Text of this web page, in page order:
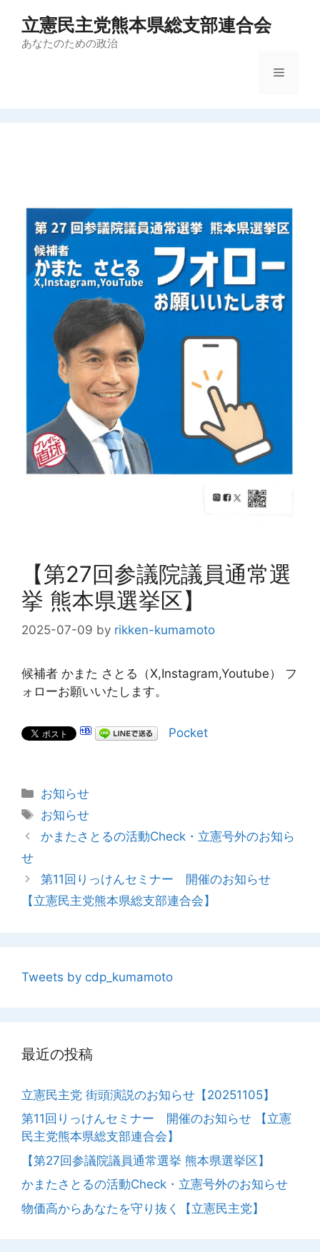
立憲民主党熊本県総支部連合会
あなたのための政治
メ
【第27回参議院議員通常選
挙 熊本県選挙区】
2025-07-09 by rikken-kumamoto
候補者 かまた さとる（X,Instagram,Youtube） フ
ォローお願いいたします。
Pocket
カ
テ
ゴ
リ
お知らせ
タ
グ
お知らせ
かまたさとるの活動Check・立憲号外のお知ら
せ
第11回りっけんセミナー 開催のお知らせ
【立憲民主党熊本県総支部連合会】
Tweets by cdp_kumamoto
最近の投稿
立憲民主党 街頭演説のお知らせ【20251105】
第11回りっけんセミナー 開催のお知らせ 【立憲
民主党熊本県総支部連合会】
【第27回参議院議員通常選挙 熊本県選挙区】
かまたさとるの活動Check・立憲号外のお知らせ
物価高からあなたを守り抜く【立憲民主党】